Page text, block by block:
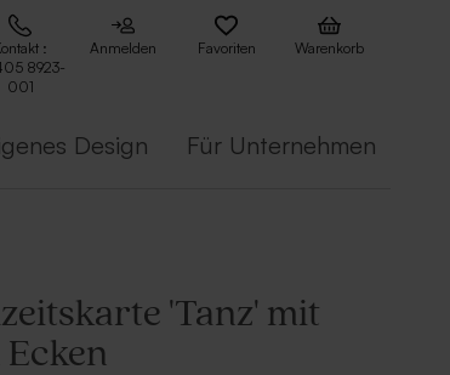
:
8923-
001
Anmelden Favoriten Warenkorb
Design Für Unternehmen
'Tanz' mit